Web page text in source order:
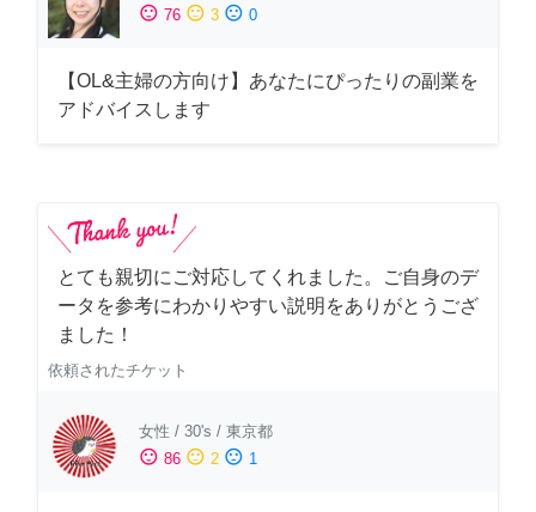
sentiment_satisfied 76 sentiment_neutral 3 sentiment_dissatisfied 0
【OL&主婦の方向け】あなたにぴったりの副業を
アドバイスします
とても親切にご対応してくれました。ご自身のデ
ータを参考にわかりやすい説明をありがとうござ
ました！
依頼されたチケット
女性 / 30's / 東京都
sentiment_satisfied 86 sentiment_neutral 2 sentiment_dissatisfied 1